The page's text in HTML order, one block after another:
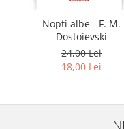
Nopti albe - F. M.
Dostoievski
24,00 Lei
18,00 Lei